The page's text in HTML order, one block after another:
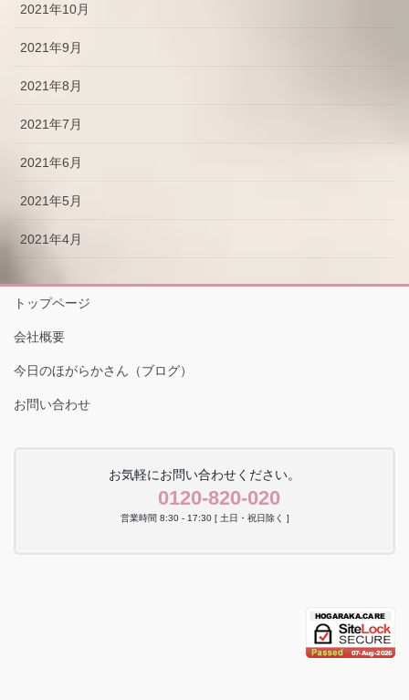
2021年10月
2021年9月
2021年8月
2021年7月
2021年6月
2021年5月
2021年4月
トップページ
会社概要
今日のほがらかさん（ブログ）
お問い合わせ
お気軽にお問い合わせください。
0120-820-020
営業時間 8:30 - 17:30 [ 土日・祝日除く ]